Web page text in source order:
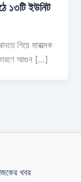
১৩টি ইউনিট
গিয়ে মারাত্মক
কারণে আগুন […]
খবর